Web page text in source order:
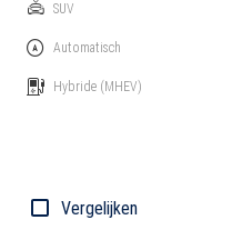
SUV
Automatisch
Hybride (MHEV)
Vergelijken